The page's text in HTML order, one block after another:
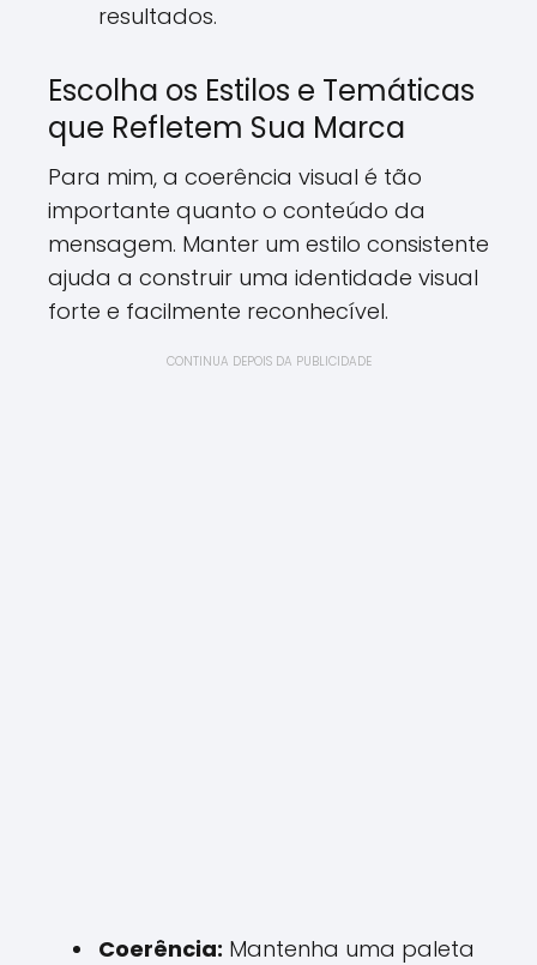
resultados.
Escolha os Estilos e Temáticas
que Refletem Sua Marca
Para mim, a coerência visual é tão
importante quanto o conteúdo da
mensagem. Manter um estilo consistente
ajuda a construir uma identidade visual
forte e facilmente reconhecível.
CONTINUA DEPOIS DA PUBLICIDADE
Coerência: Mantenha uma paleta